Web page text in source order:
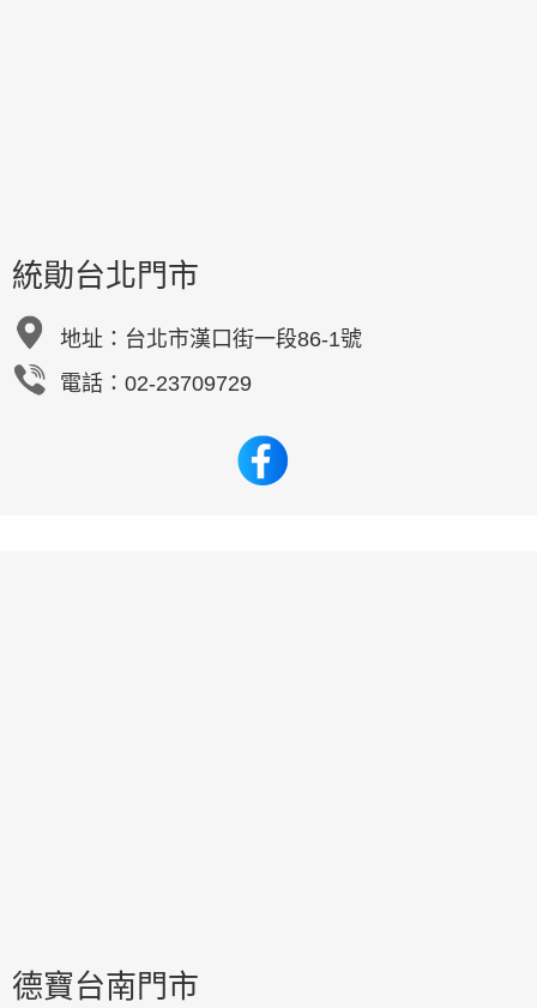
統勛台北門市
地址： 台北市漢口街一段86-1號
電話：02-23709729
德寶台南門市